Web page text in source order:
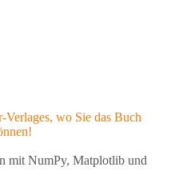
Verlages, wo Sie das Buch
mit NumPy, Matplotlib und